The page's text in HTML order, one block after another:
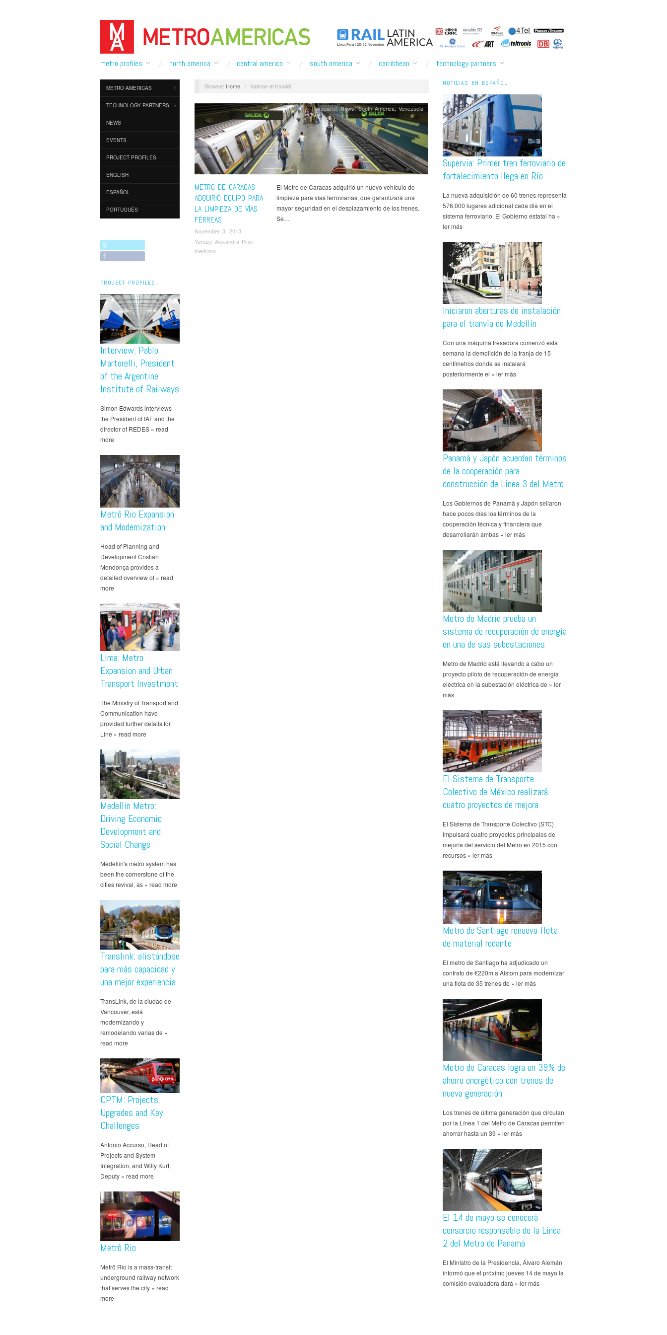
metro profiles north america central america south america carribbean technology partners
METRO AMERICAS
TECHNOLOGY PARTNERS
NEWS
EVENTS
PROJECT PROFILES
ENGLISH
ESPAÑOL
PORTUGUÊS
PROJECT PROFILES
Interview: Pablo
Martorelli, President
of the Argentine
Institute of Railways
Simon Edwards interviews
the President of IAF and the
director of REDES » read
more
Metrô Rio Expansion
and Modernization
Head of Planning and
Development Cristian
Mendonça provides a
detailed overview of » read
more
Lima: Metro
Expansion and Urban
Transport Investment
The Ministry of Transport and
Communication have
provided further details for
Line » read more
Medellin Metro:
Driving Economic
Development and
Social Change
Medellin's metro system has
been the cornerstone of the
cities revival, as » read more
Translink: alistándose
para más capacidad y
una mejor experiencia
TransLink, de la ciudad de
Vancouver, está
modernizando y
remodelando varias de »
read more
CPTM: Projects,
Upgrades and Key
Challenges
Antonio Accurso, Head of
Projects and System
Integration, and Willy Kurt,
Deputy » read more
Metrô Rio
Metrô Rio is a mass-transit
underground railway network
that serves the city » read
more
Browse: Home / haiman el trouddi
METRO DE CARACAS
ADQUIRIÓ EQUIPO PARA
LA LIMPIEZA DE VÍAS
FÉRREAS
November 3, 2013
Yureizy Alexandra Pino
medrano
Español,News,South America,Venezuela
El Metro de Caracas adquirió un nuevo vehículo de
limpieza para vías ferroviarias, que garantizará una
mayor seguridad en el desplazamiento de los trenes.
Se…
NOTICIAS EN ESPAÑOL
Supervia: Primer tren ferroviario de
fortalecimiento llega en Río
La nueva adquisición de 60 trenes representa
576,000 lugares adicional cada dia en el
sistema ferroviario. El Gobierno estatal ha »
ler más
Iniciaron aberturas de instalación
para el tranvía de Medellín
Con una máquina fresadora comenzó esta
semana la demolición de la franja de 15
centímetros donde se instalará
posteriormente el » ler más
Panamá y Japón acuerdan términos
de la cooperación para
construcción de Línea 3 del Metro
Los Gobiernos de Panamá y Japón sellaron
hace pocos días los términos de la
cooperación técnica y financiera que
desarrollarán ambas » ler más
Metro de Madrid prueba un
sistema de recuperación de energía
en una de sus subestaciones
Metro de Madrid está llevando a cabo un
proyecto piloto de recuperación de energía
eléctrica en la subestación eléctrica de » ler
más
El Sistema de Transporte
Colectivo de México realizará
cuatro proyectos de mejora
El Sistema de Transporte Colectivo (STC)
impulsará cuatro proyectos principales de
mejoría del servicio del Metro en 2015 con
recursos » ler más
Metro de Santiago renueva flota
de material rodante
El metro de Santiago ha adjudicado un
contrato de €220m a Alstom para modernizar
una flota de 35 trenes de » ler más
Metro de Caracas logra un 39% de
ahorro energético con trenes de
nueva generación
Los trenes de última generación que circulan
por la Línea 1 del Metro de Caracas permiten
ahorrar hasta un 39 » ler más
El 14 de mayo se conocerá
consorcio responsable de la Línea
2 del Metro de Panamá
El Ministro de la Presidencia, Álvaro Alemán
informó que el próximo jueves 14 de mayo la
comisión evaluadora dará » ler más